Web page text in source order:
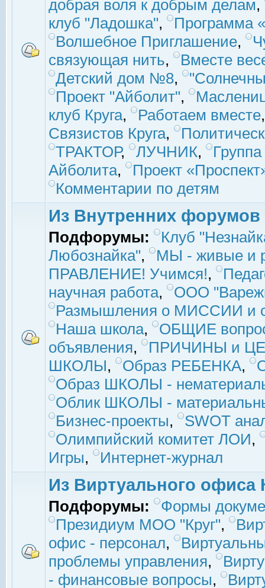
добрая воля к добрым делам,
клуб "Ладошка",
Программа
Волшебное Приглашение,
связующая нить,
Вместе
Детский дом №8,
Проект "Айболит",
клуб Круга, Работаем вместе
Связистов Круга,
ТРАКТОР, ЛУЧНИК,
Айболита,
Проект
Комментарии по детям
Из Внутренних форумов
Подфорумы:
Клуб
Любознайка",
МЫ - живые и
ПРАВЛЕНИЕ! Учимся!,
научная работа,
ООО
Размышления о МИССИИ и
Наша школа,
ОБЩИЕ
объявления,
ПРИЧИНЫ и
ШКОЛЫ, Образ РЕБЕНКА,
Образ ШКОЛЫ -
Облик ШКОЛЫ -
Бизнес-проекты,
SWOT
Олимпийский комитет ЛОИ,
Игры, Интернет-журнал
Из Виртуального офиса
Подфорумы:
Формы
Президиум МОО "Круг",
офис - персонал,
проблемы управления,
- финансовые вопросы,